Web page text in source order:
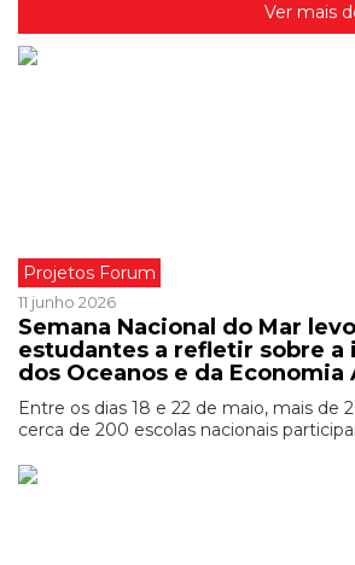
Ver mais
Projetos Forum
11 junho 2026
Semana Nacional do Mar
estudantes a refletir sobre a
dos Oceanos e da Economia
Entre os dias 18 e 22 de maio, mais de
cerca de 200 escolas nacionais